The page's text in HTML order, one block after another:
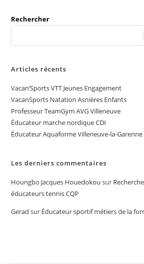
Rechercher
Articles récents
Vacan’Sports VTT Jeunes Engagement
VacanSports Natation Asnières Enfants
Professeur TeamGym AVG Villeneuve
Éducateur marche nordique CDI
Éducateur Aquaforme Villeneuve-la-
Les derniers commentaires
Houngbo Jacques Houedokou sur
éducateurs tennis CQP
Gerad sur Éducateur sportif métiers de la